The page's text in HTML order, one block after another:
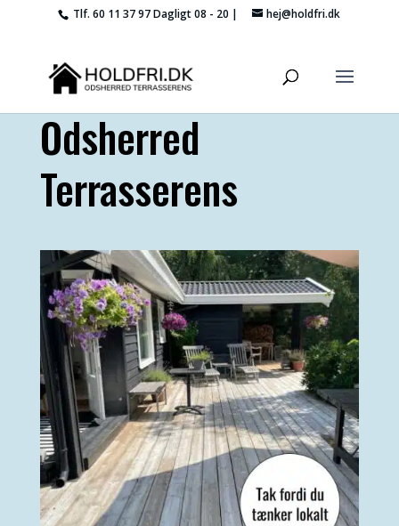
Tlf. 60 11 37 97Dagligt 08 - 20 | hej@holdfri.dk
Odsherred
Terrasserens